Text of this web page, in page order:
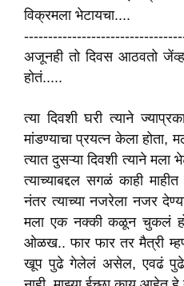
विक्रमला भेटायचा....
अजूनही तो दिवस आठवतो
होतं.....
त्या दिवशी घरी त्याने
मांडण्याचा प्रयत्न केला
त्यात दुसऱ्या दिवशी त्याने
त्याच्याबद्दल सगळं काही
नंतर त्याच्या नजरेला नजर
मला एक नक्की कळून चुकलं
ओळख.. फार फार तर मैत्री
खूप पुढे गेलेलं असेल, एवढं पुढे